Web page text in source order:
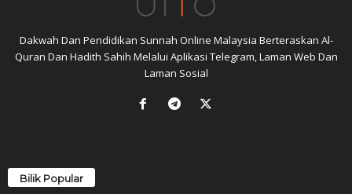
Dakwah Dan Pendidikan Sunnah Online Malaysia Berteraskan Al-
Quran Dan Hadith Sahih Melalui Aplikasi Telegram, Laman Web Dan
Laman Sosial
Bilik Popular